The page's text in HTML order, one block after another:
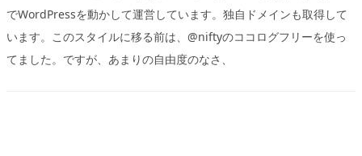
でWordPressを動かして運営しています。独自ドメインも取得して
います。このスタイルに移る前は、@niftyのココログフリーを使っ
てました。ですが、あまりの自由度のなさ、